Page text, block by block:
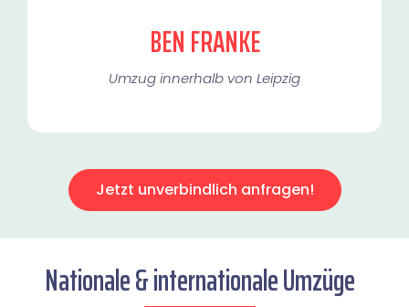
BEN FRANKE
Umzug innerhalb von Leipzig​
Jetzt unverbindlich anfragen!
Nationale & internationale Umzüge